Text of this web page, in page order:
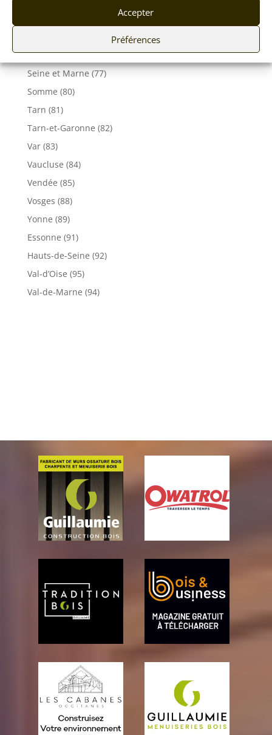
Accepter
Préférences
Seine-Maritime (76)
Seine et Marne (77)
Somme (80)
Tarn (81)
Tarn-et-Garonne (82)
Var (83)
Vaucluse (84)
Vendée (85)
Vosges (88)
Yonne (89)
Essonne (91)
Hauts-de-Seine (92)
Val-d’Oise (95)
Val-de-Marne (94)